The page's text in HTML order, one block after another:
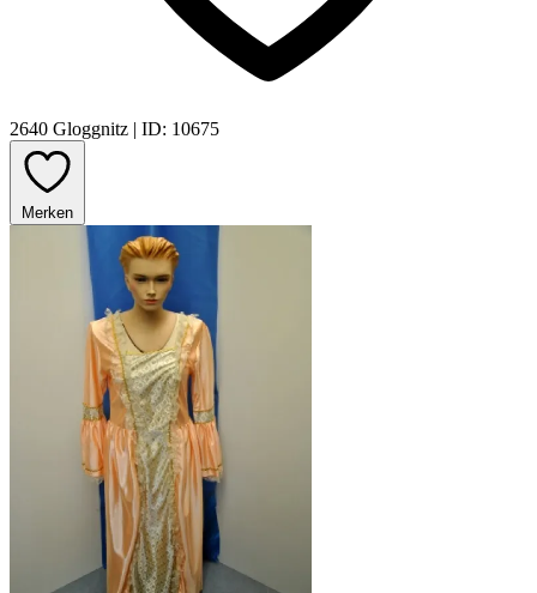
2640 Gloggnitz | ID: 10675
Merken